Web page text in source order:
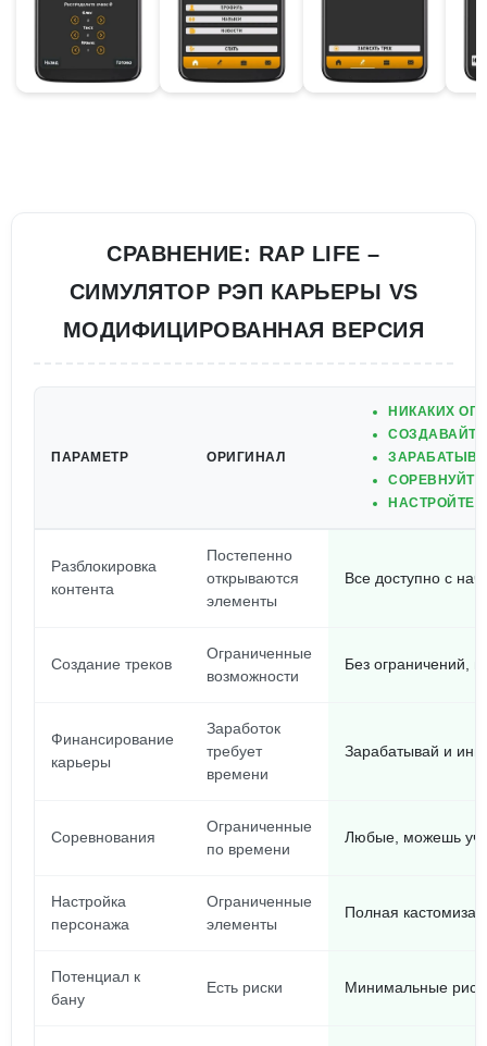
СРАВНЕНИЕ: RAP LIFE –
СИМУЛЯТОР РЭП КАРЬЕРЫ VS
МОДИФИЦИРОВАННАЯ ВЕРСИЯ
ПАРАМЕТР ОРИГИНАЛ
НИКАКИХ
НАСТРОЙТЕ
Разблокировка
контента
Постепенно
открываются
элементы
Все доступно с
Создание треков
Ограниченные
возможности
Без ограничений,
Финансирование
карьеры
Заработок
требует
времени
Зарабатывай и
Соревнования
Ограниченные
по времени
Любые, можешь
Настройка
персонажа
Ограниченные
элементы
Полная
Потенциал к
бану
Есть риски Минимальные